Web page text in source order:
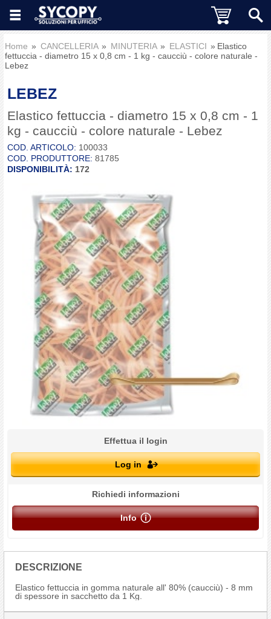
Home CANCELLERIA MINUTERIA ELASTICI
Elastico
fettuccia - diametro 15 x 0,8 cm - 1 kg - caucciù - colore naturale -
Lebez
LEBEZ
Elastico fettuccia - diametro 15 x 0,8 cm - 1
kg - caucciù - colore naturale - Lebez
COD. ARTICOLO: 100033
COD. PRODUTTORE: 81785
DISPONIBILITÀ: 172
Effettua il login
Log in
Richiedi informazioni
Info
DESCRIZIONE
Elastico fettuccia in gomma naturale all' 80% (caucciù) - 8 mm
di spessore in sacchetto da 1 Kg.